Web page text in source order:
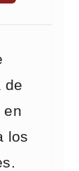
de
en
los